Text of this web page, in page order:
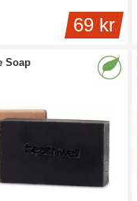
69 kr
Soap